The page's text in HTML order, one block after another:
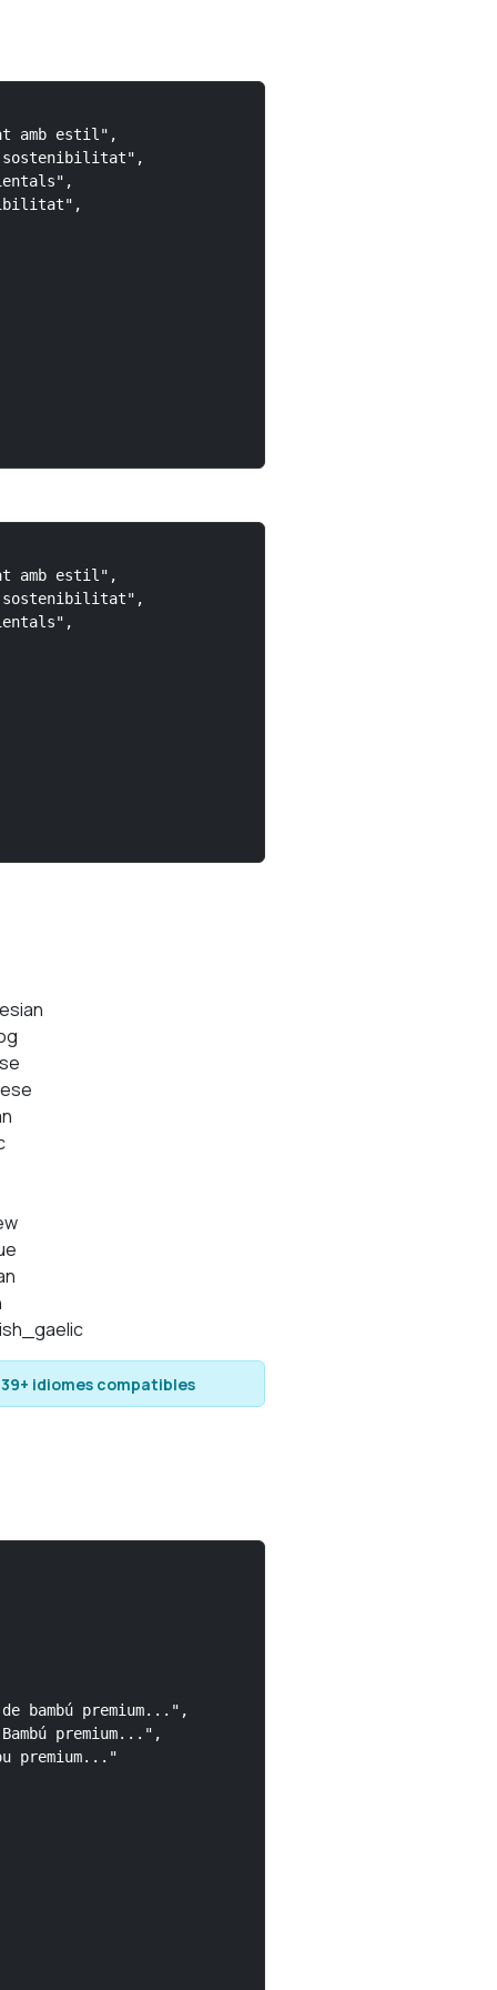
amb estil",
amb estil",
idiomes compatibles
bambú premium...",
premium...",
premium..."